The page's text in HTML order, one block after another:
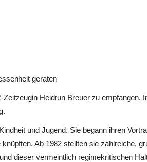
geraten
Heidrun Breuer zu empfangen.
und Jugend. Sie begann ihren
Ab 1982 stellten sie zahlreiche,
dieser vermeintlich regimekritischen